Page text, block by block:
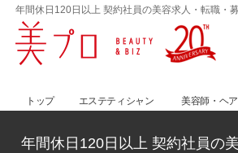
年間休日120日以上 契約社員の美容求人・転職・
トップ エステティシャン 美容師・ヘ
年間休日120日以上 契約社員の